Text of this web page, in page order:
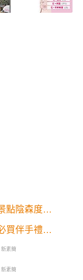
點陰森度爆
買伴手禮抽
新素簡
新素簡